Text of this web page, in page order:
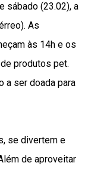
sábado (23.02), a
As
às 14h e os
produtos pet.
a ser doada para
se divertem e
de aproveitar